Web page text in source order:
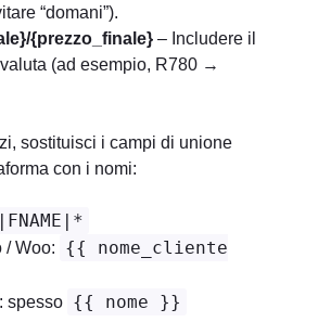
“domani”).
{prezzo_finale} – Includere il
(ad esempio, R780 →
sostituisci i campi di unione
con i nomi:
/ Woo:
{{ nome_cliente
spesso {{ nome }}